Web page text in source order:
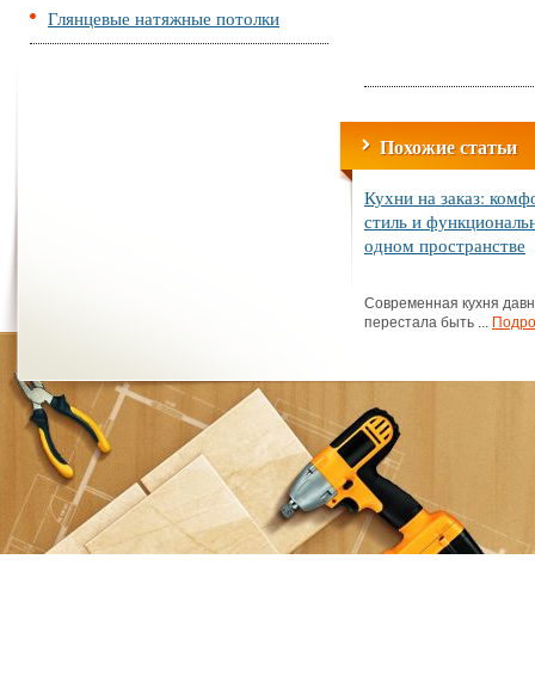
Глянцевые натяжные потолки
Похожие статьи
Кухни на заказ:
стиль и
одном пространстве
Современная кухня
перестала быть ...